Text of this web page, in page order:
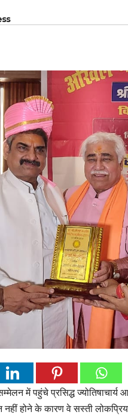
में पहुंचे प्रसिद्ध
नहीं होने के कारण वे सस्ती